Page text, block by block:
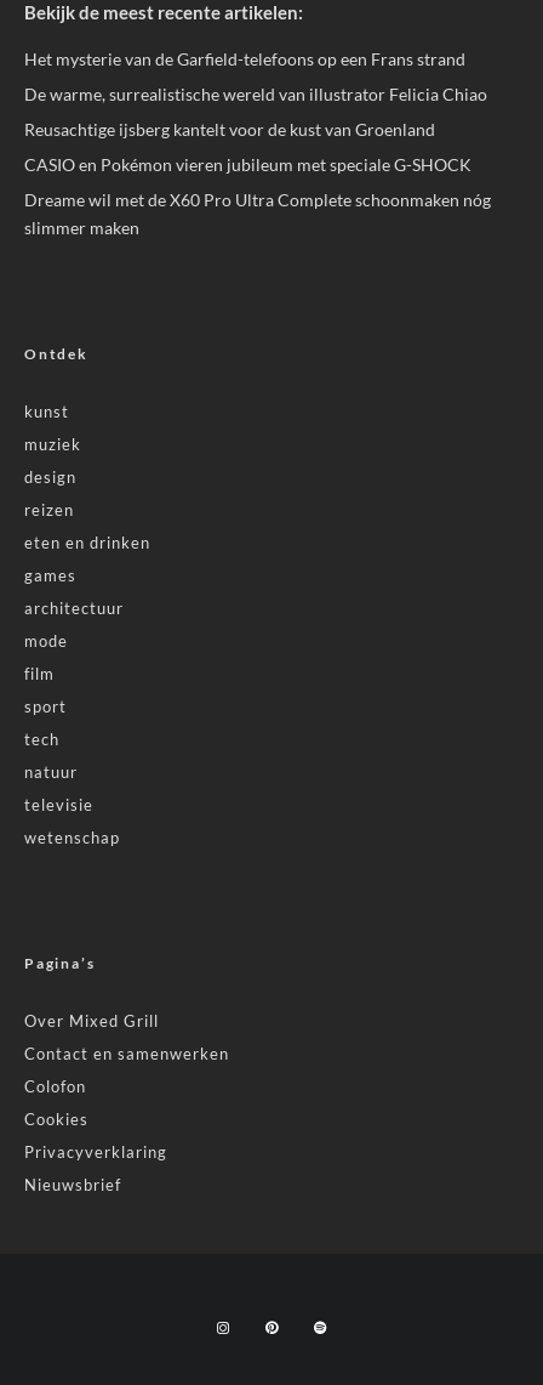
Bekijk de meest recente artikelen:
Het mysterie van de Garfield-telefoons op een Frans strand
De warme, surrealistische wereld van illustrator Felicia Chiao
Reusachtige ijsberg kantelt voor de kust van Groenland
CASIO en Pokémon vieren jubileum met speciale G-SHOCK
Dreame wil met de X60 Pro Ultra Complete schoonmaken nóg
slimmer maken
Ontdek
kunst
muziek
design
reizen
eten en drinken
games
architectuur
mode
film
sport
tech
natuur
televisie
wetenschap
Pagina’s
Over Mixed Grill
Contact en samenwerken
Colofon
Cookies
Privacyverklaring
Nieuwsbrief